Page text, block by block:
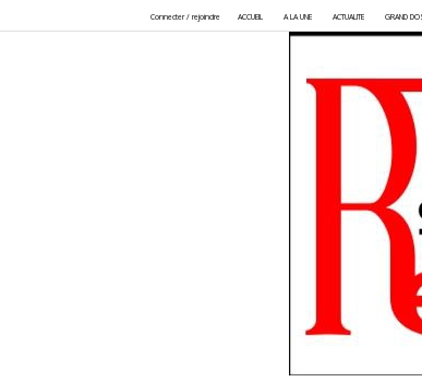
Connecter / rejoindre ACCUEIL A LA UNE ACTUALITE GRAND